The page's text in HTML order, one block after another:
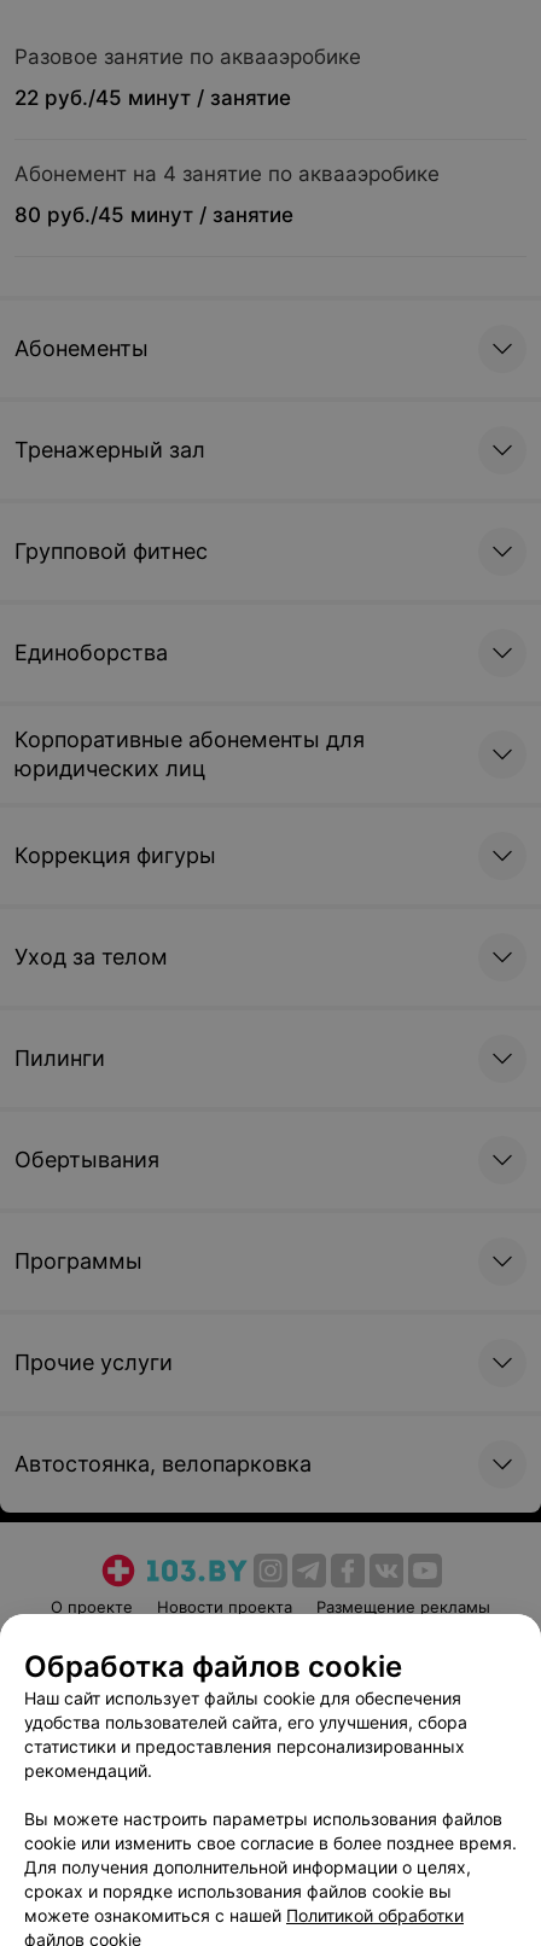
Разовое занятие по аквааэробике
22 руб./45 минут / занятие
Абонемент на 4 занятие по аквааэробике
80 руб./45 минут / занятие
Абонементы
Тренажерный зал
Групповой фитнес
Единоборства
Корпоративные абонементы для
юридических лиц
Коррекция фигуры
Уход за телом
Пилинги
Обертывания
Программы
Прочие услуги
Автостоянка, велопарковка
О проекте Новости проекта
Размещение рекламы
Пользовательское соглашение
Способы оплаты
Вакансии
Партнеры
Написать руководителю 103.by
Обработка персональных данных
Обработка файлов cookie
Наш сайт использует файлы cookie для обеспечения
удобства пользователей сайта, его улучшения, сбора
статистики и предоставления персонализированных
рекомендаций.
Вы можете настроить параметры использования файлов
cookie или изменить свое согласие в более позднее время.
Для получения дополнительной информации о целях,
сроках и порядке использования файлов cookie вы
можете ознакомиться с нашей Политикой обработки
файлов cookie